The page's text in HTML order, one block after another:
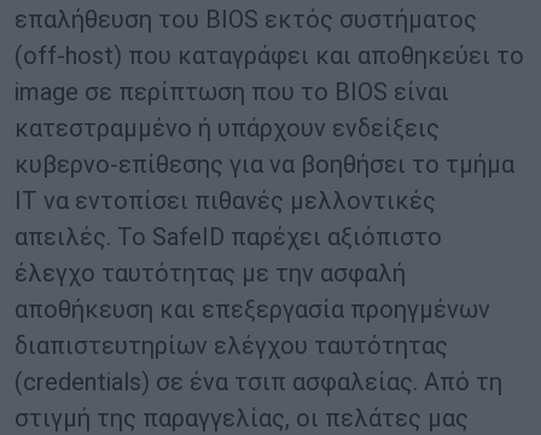
επαλήθευση του BIOS εκτός συστήματος
(off-host) που καταγράφει και αποθηκεύει το
image σε περίπτωση που το BIOS είναι
κατεστραμμένο ή υπάρχουν ενδείξεις
κυβερνο-επίθεσης για να βοηθήσει το τμήμα
ΙΤ να εντοπίσει πιθανές μελλοντικές
απειλές. Το SafeID παρέχει αξιόπιστο
έλεγχο ταυτότητας με την ασφαλή
αποθήκευση και επεξεργασία προηγμένων
διαπιστευτηρίων ελέγχου ταυτότητας
(credentials) σε ένα τσιπ ασφαλείας. Από τη
στιγμή της παραγγελίας, οι πελάτες μας